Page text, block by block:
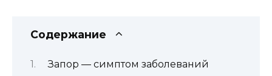
Содержание
Запор — симптом заболеваний